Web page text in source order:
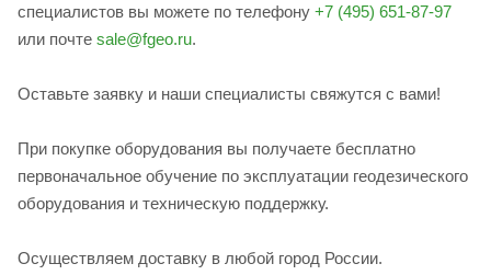
специалистов вы можете по телефону +7 (495) 651-87-97
или почте sale@fgeo.ru.
Оставьте заявку и наши специалисты свяжутся с вами!
При покупке оборудования вы получаете бесплатно
первоначальное обучение по эксплуатации геодезического
оборудования и техническую поддержку.
Осуществляем доставку в любой город России.